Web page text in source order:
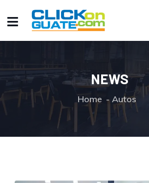
NEWS
Home Autos